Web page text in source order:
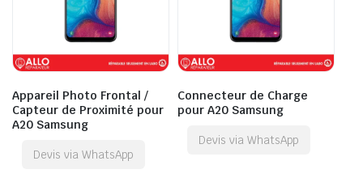
Appareil Photo Frontal /
Capteur de Proximité pour
A20 Samsung
Devis via WhatsApp
Connecteur de Charge
pour A20 Samsung
Devis via WhatsApp